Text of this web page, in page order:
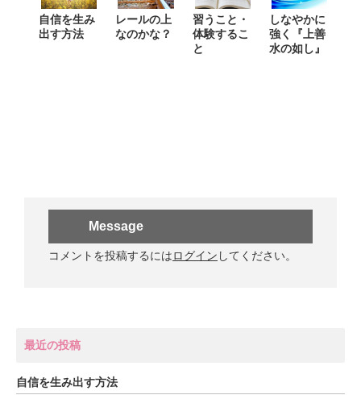
自信を生み
出す方法
レールの上
なのかな？
習うこと・
体験するこ
と
しなやかに
強く『上善
水の如し』
Message
コメントを投稿するにはログイン してください。
最近の投稿
自信を生み出す方法